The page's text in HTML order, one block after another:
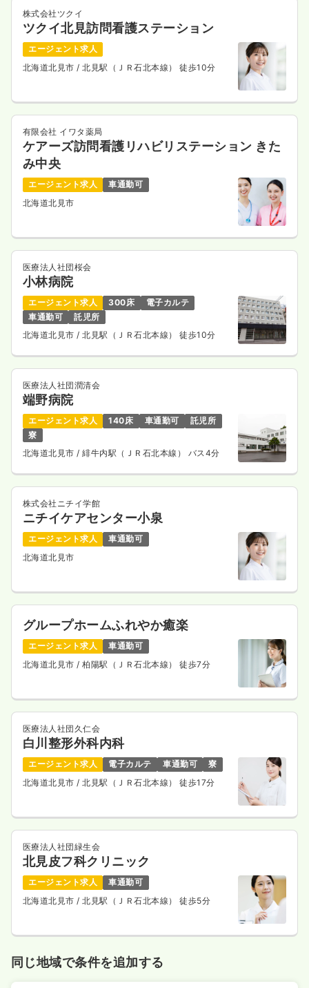
訪問看護正看護師 一般病院
日勤のみ（常勤）
給与 19.5万円〜/月
時間 8:30～17:00（休憩60分）
土日祝休み
担当業務未経験可
ブランク可
詳細を見る
日勤のみ（パート）
時給1,400〜1,900円
時間 8:30～17:00（休憩60分）
土日祝休み
オンコールあり
担当業務未経験可
ブランク可
時給1,900円以上可
気になる 詳細を見る
訪問診療 一般病院
※一例
時間 8:30～17:00 （休憩60分）
年間休日124日
月給28万円以上可
詳細を見る
検診・健診正・准看護師
日勤のみ（常勤） 一時募集休止
※一例
時間 8:30～17:00（休憩60分）
年間休日124日
月給28万円以上可
気になる 詳細を見る
株式会社ツクイ
ツクイ北見訪問看護ステーション
エージェント求人
北海道北見市 / 北見駅（ＪＲ石北本線） 徒歩10分
有限会社 イワタ薬局
ケアーズ訪問看護リハビリステーション きた
み中央
エージェント求人
車通勤可
北海道北見市
医療法人社団桜会
小林病院
エージェント求人 300床
電子カルテ
車通勤可
託児所
北海道北見市/ 北見駅（ＪＲ石北本線） 徒歩10分
医療法人社団潤清会
端野病院
エージェント求人 140床 車通勤可
託児所
寮
北海道北見市/ 緋牛内駅（ＪＲ石北本線） バス4分
株式会社ニチイ学館
ニチイケアセンター小泉
エージェント求人
車通勤可
北海道北見市
グループホームふれやか癒楽
エージェント求人
車通勤可
北海道北見市 / 柏陽駅（ＪＲ石北本線） 徒歩7分
医療法人社団久仁会
白川整形外科内科
エージェント求人 電子カルテ 車通勤可
寮
北海道北見市 / 北見駅（ＪＲ石北本線） 徒歩17分
医療法人社団緑生会
北見皮フ科クリニック
エージェント求人
車通勤可
北海道北見市 / 北見駅（ＪＲ石北本線） 徒歩5分
同じ地域で条件を追加する